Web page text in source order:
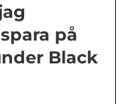
på
Black